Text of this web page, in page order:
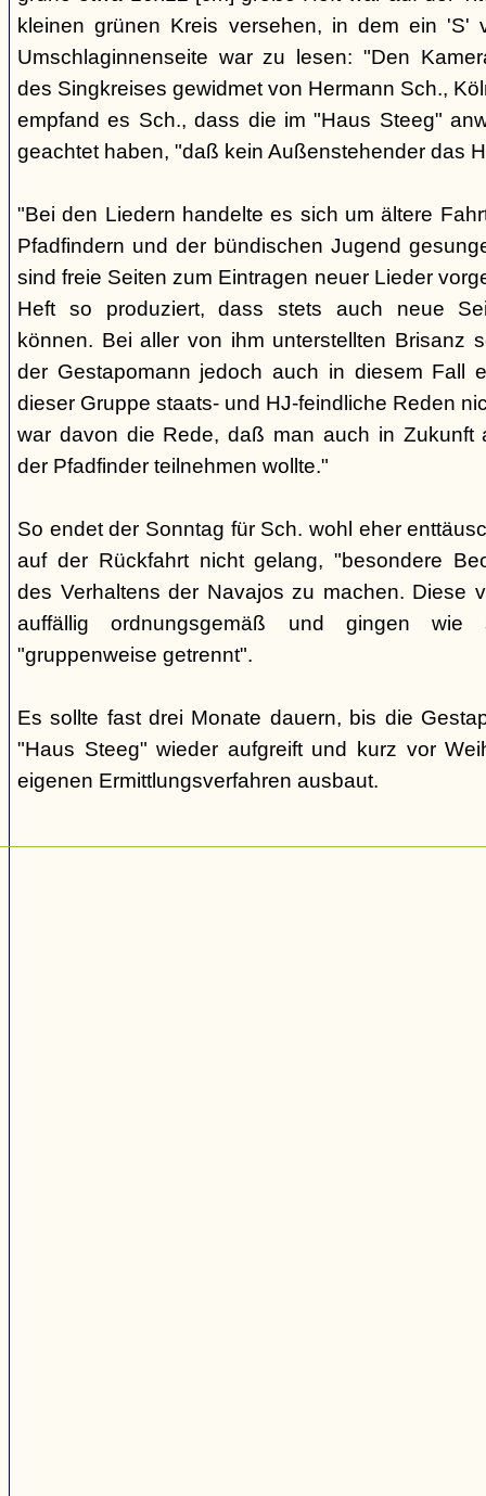
kleinen grünen Kreis versehen, in dem ein 'S'
Umschlaginnenseite war zu lesen: "Den
des Singkreises gewidmet von Hermann Sch.,
empfand es Sch., dass die im "Haus Steeg"
geachtet haben, "daß kein Außenstehender das
"Bei den Liedern handelte es sich um ältere
Pfadfindern und der bündischen Jugend
sind freie Seiten zum Eintragen neuer Lieder
Heft so produziert, dass stets auch neue
können. Bei aller von ihm unterstellten Brisanz
der Gestapomann jedoch auch in diesem Fall
dieser Gruppe staats- und HJ-feindliche Reden
war davon die Rede, daß man auch in Zukunft
der Pfadfinder teilnehmen wollte."
So endet der Sonntag für Sch. wohl eher
auf der Rückfahrt nicht gelang, "besondere
des Verhaltens der Navajos zu machen. Diese
auffällig ordnungsgemäß und gingen wie
"gruppenweise getrennt".
Es sollte fast drei Monate dauern, bis die
"Haus Steeg" wieder aufgreift und kurz vor
eigenen Ermittlungsverfahren ausbaut.